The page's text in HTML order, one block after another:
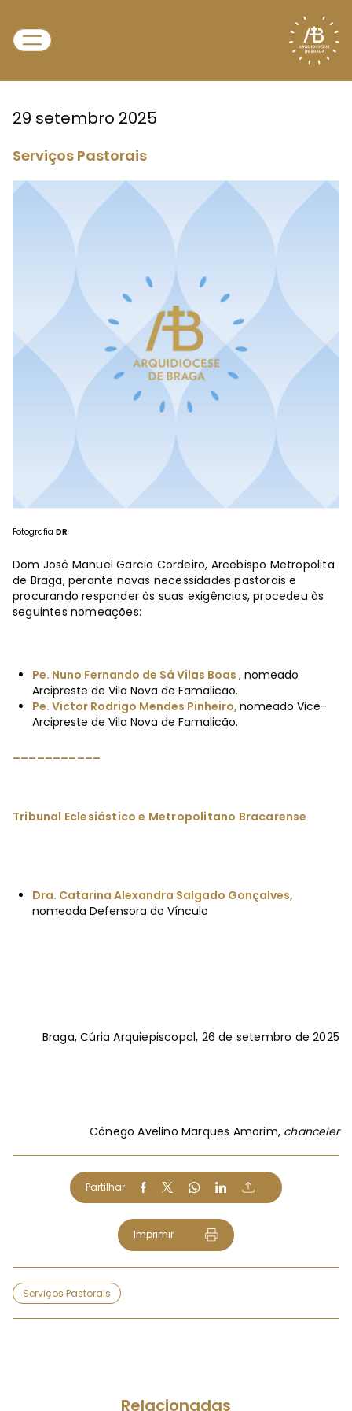
29 setembro 2025
Serviços Pastorais
Fotografia DR
Dom José Manuel Garcia Cordeiro, Arcebispo Metropolita
de Braga, perante novas necessidades pastorais e
procurando responder às suas exigências, procedeu às
seguintes nomeações:
Pe. Nuno Fernando de Sá Vilas Boas , nomeado
Arcipreste de Vila Nova de Famalicão.
Pe. Victor Rodrigo Mendes Pinheiro, nomeado Vice-
Arcipreste de Vila Nova de Famalicão.
___________
Tribunal Eclesiástico e Metropolitano Bracarense
Dra. Catarina Alexandra Salgado Gonçalves,
nomeada Defensora do Vínculo
Braga, Cúria Arquiepiscopal, 26 de setembro de 2025
Cónego Avelino Marques Amorim, chanceler
Partilhar
Imprimir
Serviços Pastorais
Relacionadas